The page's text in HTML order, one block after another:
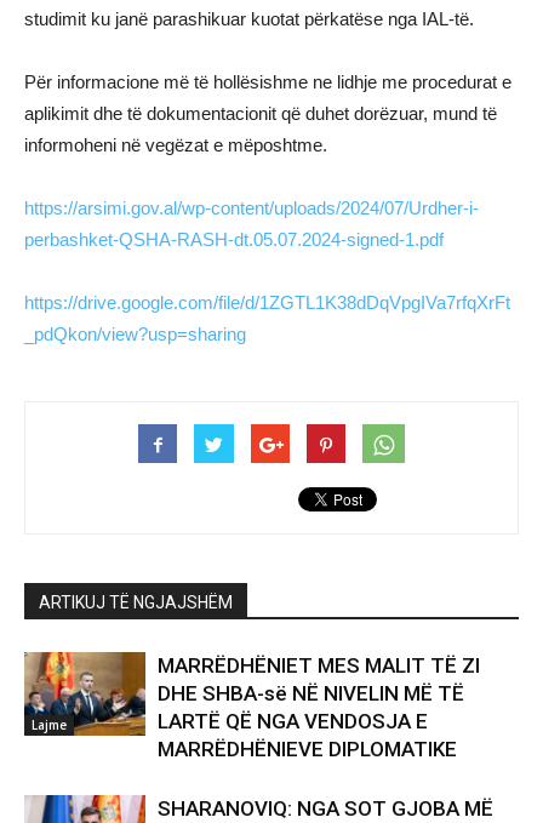
studimit ku janë parashikuar kuotat përkatëse nga IAL-të.
Për informacione më të hollësishme ne lidhje me procedurat e
aplikimit dhe të dokumentacionit që duhet dorëzuar, mund të
informoheni në vegëzat e mëposhtme.
https://arsimi.gov.al/wp-content/uploads/2024/07/Urdher-i-
perbashket-QSHA-RASH-dt.05.07.2024-signed-1.pdf
https://drive.google.com/file/d/1ZGTL1K38dDqVpgIVa7rfqXrFt
_pdQkon/view?usp=sharing
ARTIKUJ TË NGJAJSHËM
Lajme
MARRËDHËNIET MES MALIT TË ZI
DHE SHBA-së NË NIVELIN MË TË
LARTË QË NGA VENDOSJA E
MARRËDHËNIEVE DIPLOMATIKE
SHARANOVIQ: NGA SOT GJOBA MË